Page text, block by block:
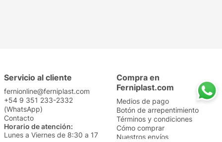
Servicio al cliente
fernionline@ferniplast.com
+54 9 351 233-2332
(WhatsApp)
Contacto
Horario de atención:
Lunes a Viernes de 8:30 a 17
Compra en
Ferniplast.com
Medios de pago
Botón de arrepentimiento
Términos y condiciones
Cómo comprar
Nuestros envíos